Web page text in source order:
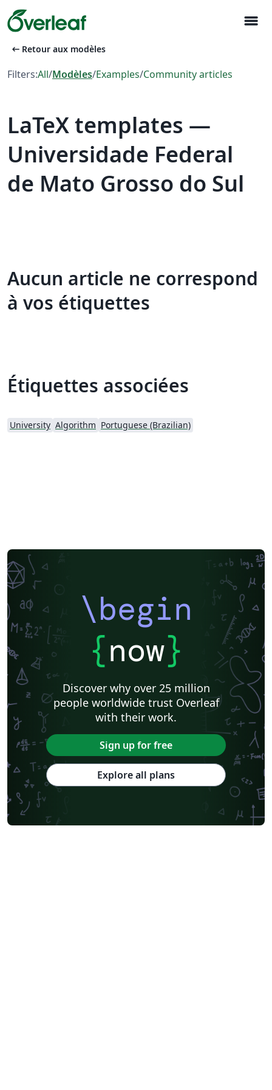
menu
arrow_left_alt Retour aux modèles
Filters:All/Modèles/Examples/Community articles
LaTeX templates —
Universidade Federal
de Mato Grosso do Sul
Aucun article ne correspond
à vos étiquettes
Étiquettes associées
University Algorithm Portuguese (Brazilian)
\begin
{now}
Discover why over 25 million
people worldwide trust Overleaf
with their work.
Sign up for free
Explore all plans